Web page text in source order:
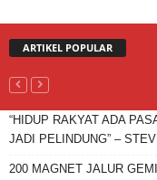
ARTIKEL POPULAR
“HIDUP RAKYAT ADA
JADI PELINDUNG” –
200 MAGNET JALUR